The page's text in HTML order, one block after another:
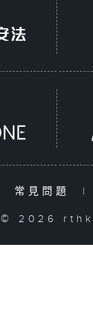
常見問題 |
© 2026